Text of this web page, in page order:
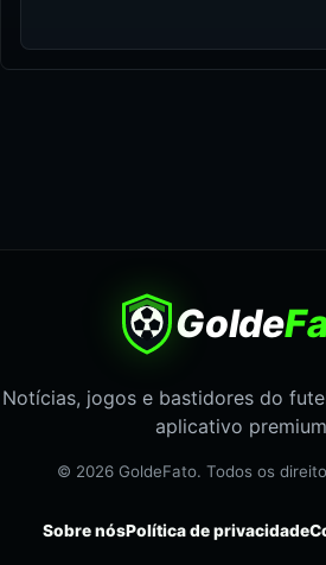
Golde
Notícias, jogos e bastidores do
aplicativo
© 2026 GoldeFato. Todos os
Sobre nósPolítica de privacidade